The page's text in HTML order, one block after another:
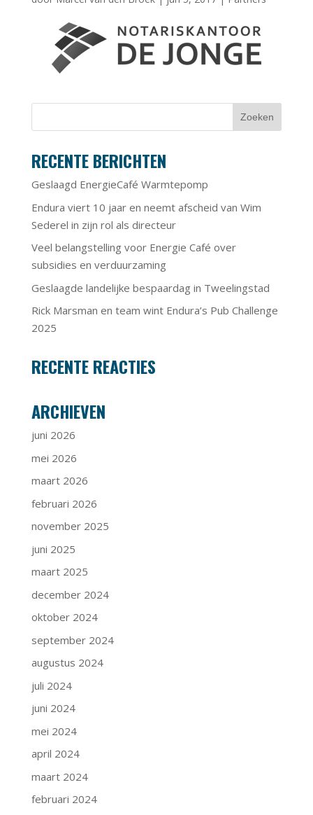
RECENTE BERICHTEN
Geslaagd EnergieCafé Warmtepomp
Endura viert 10 jaar en neemt afscheid van Wim
Sederel in zijn rol als directeur
Veel belangstelling voor Energie Café over
subsidies en verduurzaming
Geslaagde landelijke bespaardag in Tweelingstad
Rick Marsman en team wint Endura’s Pub Challenge
2025
RECENTE REACTIES
ARCHIEVEN
juni 2026
mei 2026
maart 2026
februari 2026
november 2025
juni 2025
maart 2025
december 2024
oktober 2024
september 2024
augustus 2024
juli 2024
juni 2024
mei 2024
april 2024
maart 2024
februari 2024